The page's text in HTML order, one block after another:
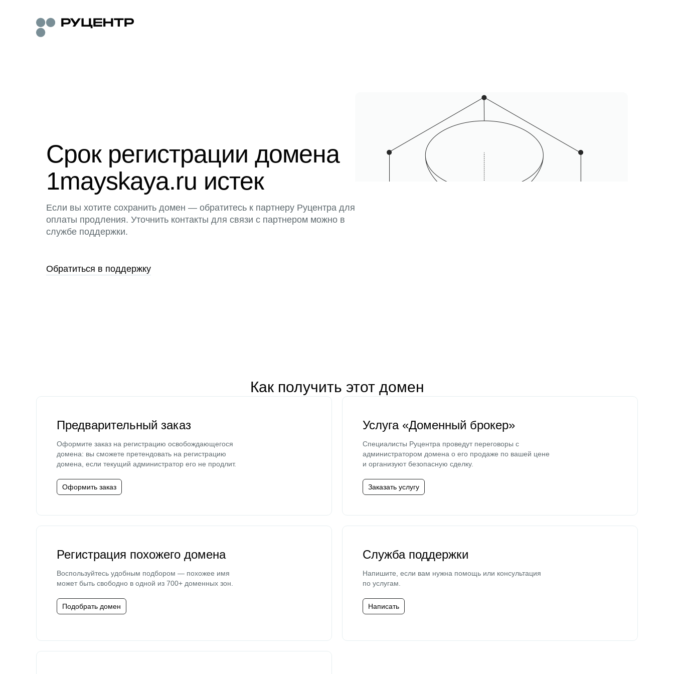
Срок регистрации домена
1mayskaya.ru истек
Если вы хотите сохранить домен — обратитесь к партнеру Руцентра для
оплаты продления. Уточнить контакты для связи с партнером можно в
службе поддержки.
Обратиться в поддержку
Как получить этот домен
Предварительный заказ
Оформите заказ на регистрацию освобождающегося
домена: вы сможете претендовать на регистрацию
домена, если текущий администратор его не продлит.
Оформить заказ
Услуга «Доменный брокер»
Специалисты Руцентра проведут переговоры с
администратором домена о его продаже по вашей цене
и организуют безопасную сделку.
Заказать услугу
Регистрация похожего домена
Воспользуйтесь удобным подбором — похожее имя
может быть свободно в одной из 700+ доменных зон.
Подобрать домен
Служба поддержки
Напишите, если вам нужна помощь или консультация
по услугам.
Написать